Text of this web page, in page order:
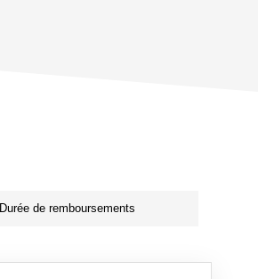
Durée de remboursements